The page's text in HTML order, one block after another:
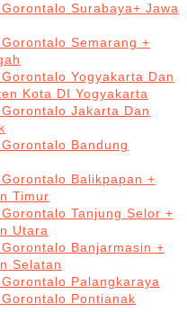
Surabaya+ Jawa
Semarang +
Yogyakarta Dan
Kota DI Yogyakarta
Jakarta Dan
Bandung
Balikpapan +
Timur
Tanjung Selor +
Utara
Banjarmasin +
Selatan
Palangkaraya
Pontianak